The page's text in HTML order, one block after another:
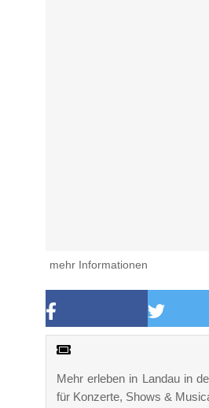
mehr Informationen
Mehr erleben in Landau in
für Konzerte, Shows &